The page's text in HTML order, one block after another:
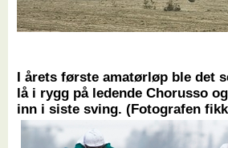
I årets første amatørløp ble det
lå i rygg på ledende Chorusso
inn i siste sving. (Fotografen